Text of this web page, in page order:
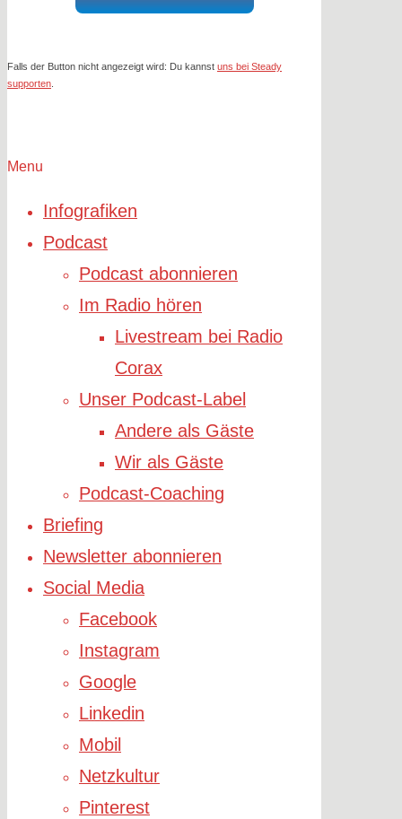
Falls der Button nicht angezeigt wird: Du kannst uns bei Steady
supporten
Menu
Infografiken
Podcast
Podcast abonnieren
Im Radio hören
Livestream bei Radio
Corax
Unser Podcast-Label
Andere als Gäste
Wir als Gäste
Podcast-Coaching
Briefing
Newsletter abonnieren
Social Media
Facebook
Instagram
Google
Linkedin
Mobil
Netzkultur
Pinterest